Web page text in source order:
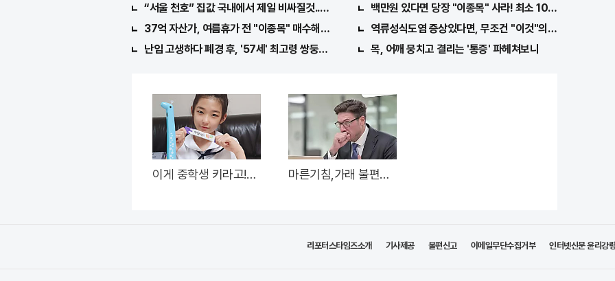
“서울 천호” 집값 국내에서 제일 비싸질것..이유는?
37억 자산가, 여름휴가 전 "이종목" 매수해라!! 한달
난임 고생하다 폐경 후, '57세' 최고령 쌍둥이 출산?
백만원 있다면 당장 "이종목" 사라! 최소 1000배 이상 증가
역류성식도염 증상있다면, 무조건 "이것"의심하세요. 간단치
목, 어깨 뭉치고 결리는 '통증' 파헤쳐보니
이게 중학생 키라고!?
마른기침,가래 불편함
리포터스타임즈소개 기사제공 불편신고 이메일무단수집거부 인터넷신문 윤리강령